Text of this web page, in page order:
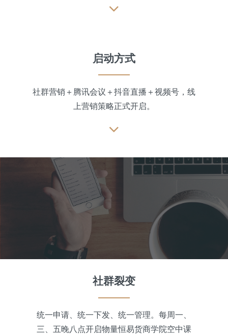
启动方式
社群营销＋腾讯会议＋抖音直播＋视频号，线
上营销策略正式开启。
社群裂变
统一申请、统一下发、统一管理。每周一、
三、五晚八点开启物量恒易货商学院空中课